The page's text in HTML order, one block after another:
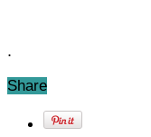
.
Share